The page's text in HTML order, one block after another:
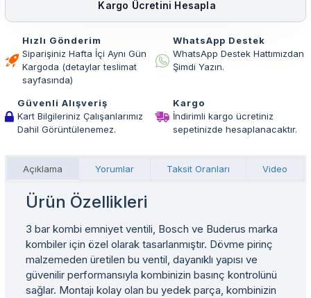
Kargo Ücretini Hesapla
Hızlı Gönderim
Siparişiniz Hafta İçi Aynı Gün
Kargoda (detaylar teslimat
sayfasında)
WhatsApp Destek
WhatsApp Destek Hattımızdan
Şimdi Yazın.
Güvenli Alışveriş
Kart Bilgileriniz Çalışanlarımız
Dahil Görüntülenemez.
Kargo
İndirimli kargo ücretiniz
sepetinizde hesaplanacaktır.
Açıklama Yorumlar Taksit Oranları Video
Ürün Özellikleri
3 bar kombi emniyet ventili, Bosch ve Buderus marka
kombiler için özel olarak tasarlanmıştır. Dövme pirinç
malzemeden üretilen bu ventil, dayanıklı yapısı ve
güvenilir performansıyla kombinizin basınç kontrolünü
sağlar. Montajı kolay olan bu yedek parça, kombinizin